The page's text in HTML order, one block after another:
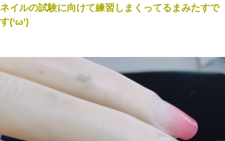
ネイルの試験に向けて練習しまくってるまみたすで
す(‘ω’)